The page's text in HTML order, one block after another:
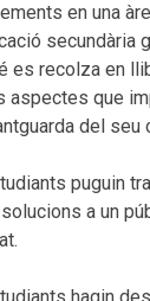
en una
secundària
es recolza en
aspectes que
del seu
puguin
a un